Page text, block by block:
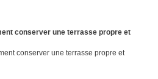
conserver une terrasse propre et